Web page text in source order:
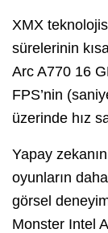
XMX
sürelerinin
Arc A770 16
FPS’nin
üzerinde hız
Yapay
oyunların
görsel
Monster Intel